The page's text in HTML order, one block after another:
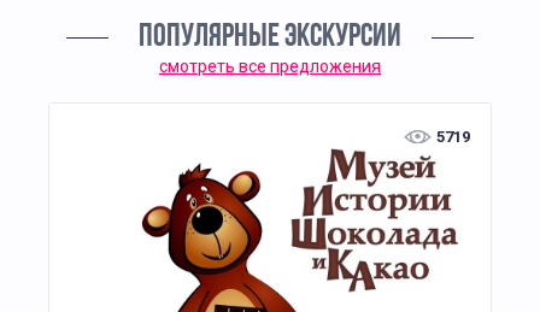
ПОПУЛЯРНЫЕ ЭКСКУРСИИ
смотреть все предложения
5719